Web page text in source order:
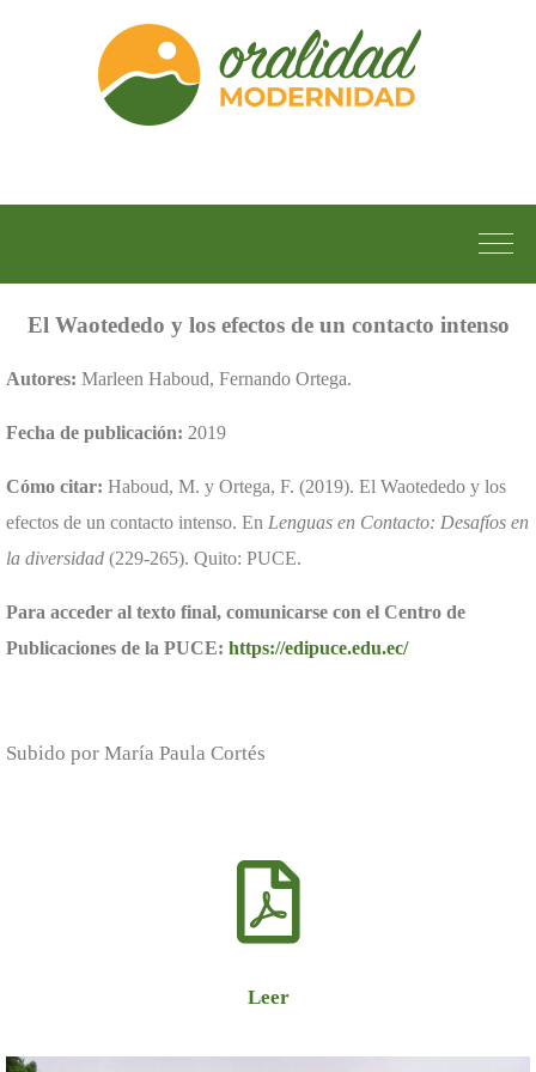
El Waotededo y los efectos de un contacto intenso
Autores: Marleen Haboud, Fernando Ortega.
Fecha de publicación: 2019
Cómo citar: Haboud, M. y Ortega, F. (2019). El Waotededo y los
efectos de un contacto intenso. En Lenguas en Contacto: Desafíos en
la diversidad (229-265). Quito: PUCE.
Para acceder al texto final, comunicarse con el Centro de
Publicaciones de la PUCE: https://edipuce.edu.ec/
Subido por María Paula Cortés
Leer